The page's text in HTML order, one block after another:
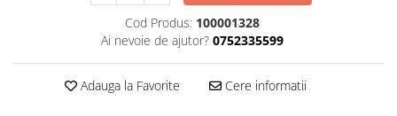
Cod Produs: 100001328
Ai nevoie de ajutor? 0752335599
Adauga la Favorite Cere informatii